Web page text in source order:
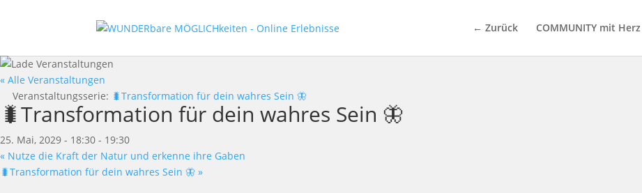
← Zurück COMMUNITY mit
« Alle Veranstaltungen
Veranstaltungsserie: 🐛Transformation für dein wahres Sein 🦋
🐛Transformation für dein wahres Sein 🦋
25. Mai, 2029 - 18:30 - 19:30
« Nutze die Kraft der Natur und erkenne ihre Gaben
🐛Transformation für dein wahres Sein 🦋 »